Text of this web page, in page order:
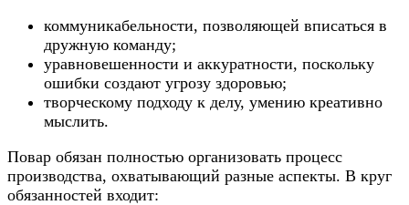
коммуникабельности, позволяющей вписаться в
дружную команду;
уравновешенности и аккуратности, поскольку
ошибки создают угрозу здоровью;
творческому подходу к делу, умению креативно
мыслить.
Повар обязан полностью организовать процесс
производства, охватывающий разные аспекты. В круг
обязанностей входит: